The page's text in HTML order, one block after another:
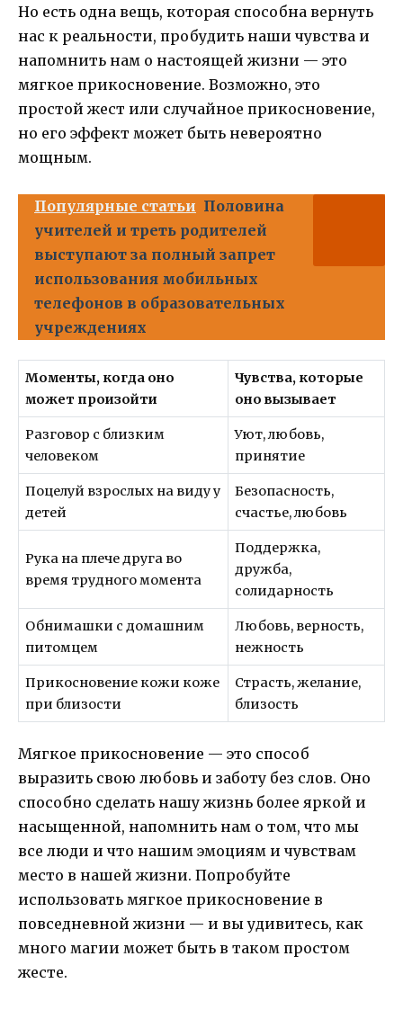
Но есть одна вещь, которая способна вернуть
нас к реальности, пробудить наши чувства и
напомнить нам о настоящей жизни — это
мягкое прикосновение. Возможно, это
простой жест или случайное прикосновение,
но его эффект может быть невероятно
мощным.
Популярные статьи Половина
учителей и треть родителей
выступают за полный запрет
использования мобильных
телефонов в образовательных
учреждениях
Моменты, когда оно
может произойти
Чувства, которые
оно вызывает
Разговор с близким
человеком
Уют, любовь,
принятие
Поцелуй взрослых на виду у
детей
Безопасность,
счастье, любовь
Рука на плече друга во
время трудного момента
Поддержка,
дружба,
солидарность
Обнимашки с домашним
питомцем
Любовь, верность,
нежность
Прикосновение кожи коже
при близости
Страсть, желание,
близость
Мягкое прикосновение — это способ
выразить свою любовь и заботу без слов. Оно
способно сделать нашу жизнь более яркой и
насыщенной, напомнить нам о том, что мы
все люди и что нашим эмоциям и чувствам
место в нашей жизни. Попробуйте
использовать мягкое прикосновение в
повседневной жизни — и вы удивитесь, как
много магии может быть в таком простом
жесте.